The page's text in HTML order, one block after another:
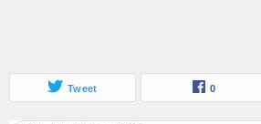
Tweet 0